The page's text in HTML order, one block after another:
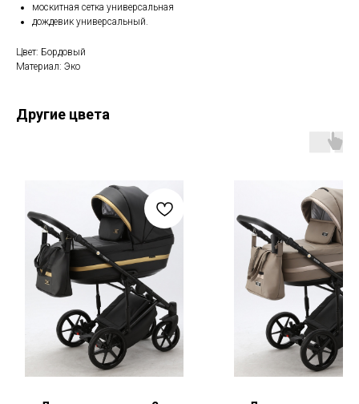
москитная сетка универсальная
дождевик универсальный.
Цвет: Бордовый
Материал: Эко
Другие цвета